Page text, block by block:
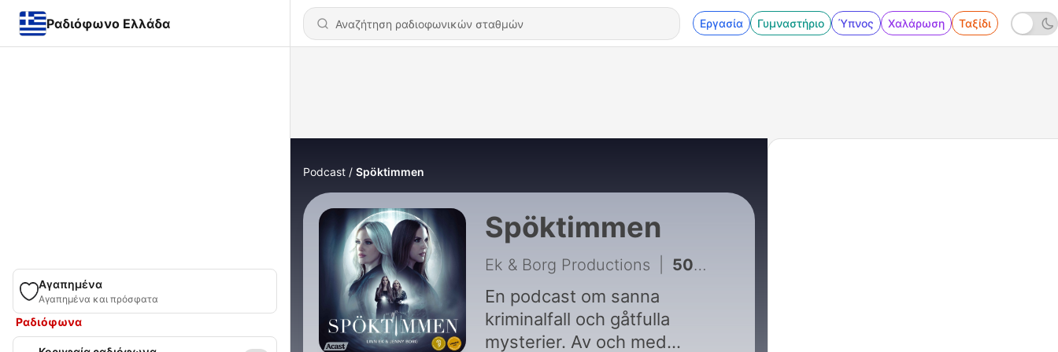
Ραδιόφωνο Ελλάδα Εργασία Γυμναστήριο Ύπνος Χαλάρωση Ταξίδι
Αγαπημένα
Αγαπημένα και πρόσφατα
Ραδιόφωνα
Podcast Spöktimmen
Spöktimmen
Ek & Borg Productions 504 - Stalkers 5 (REPRIS)
En podcast om sanna
kriminalfall och gåtfulla
mysterier. Av och med